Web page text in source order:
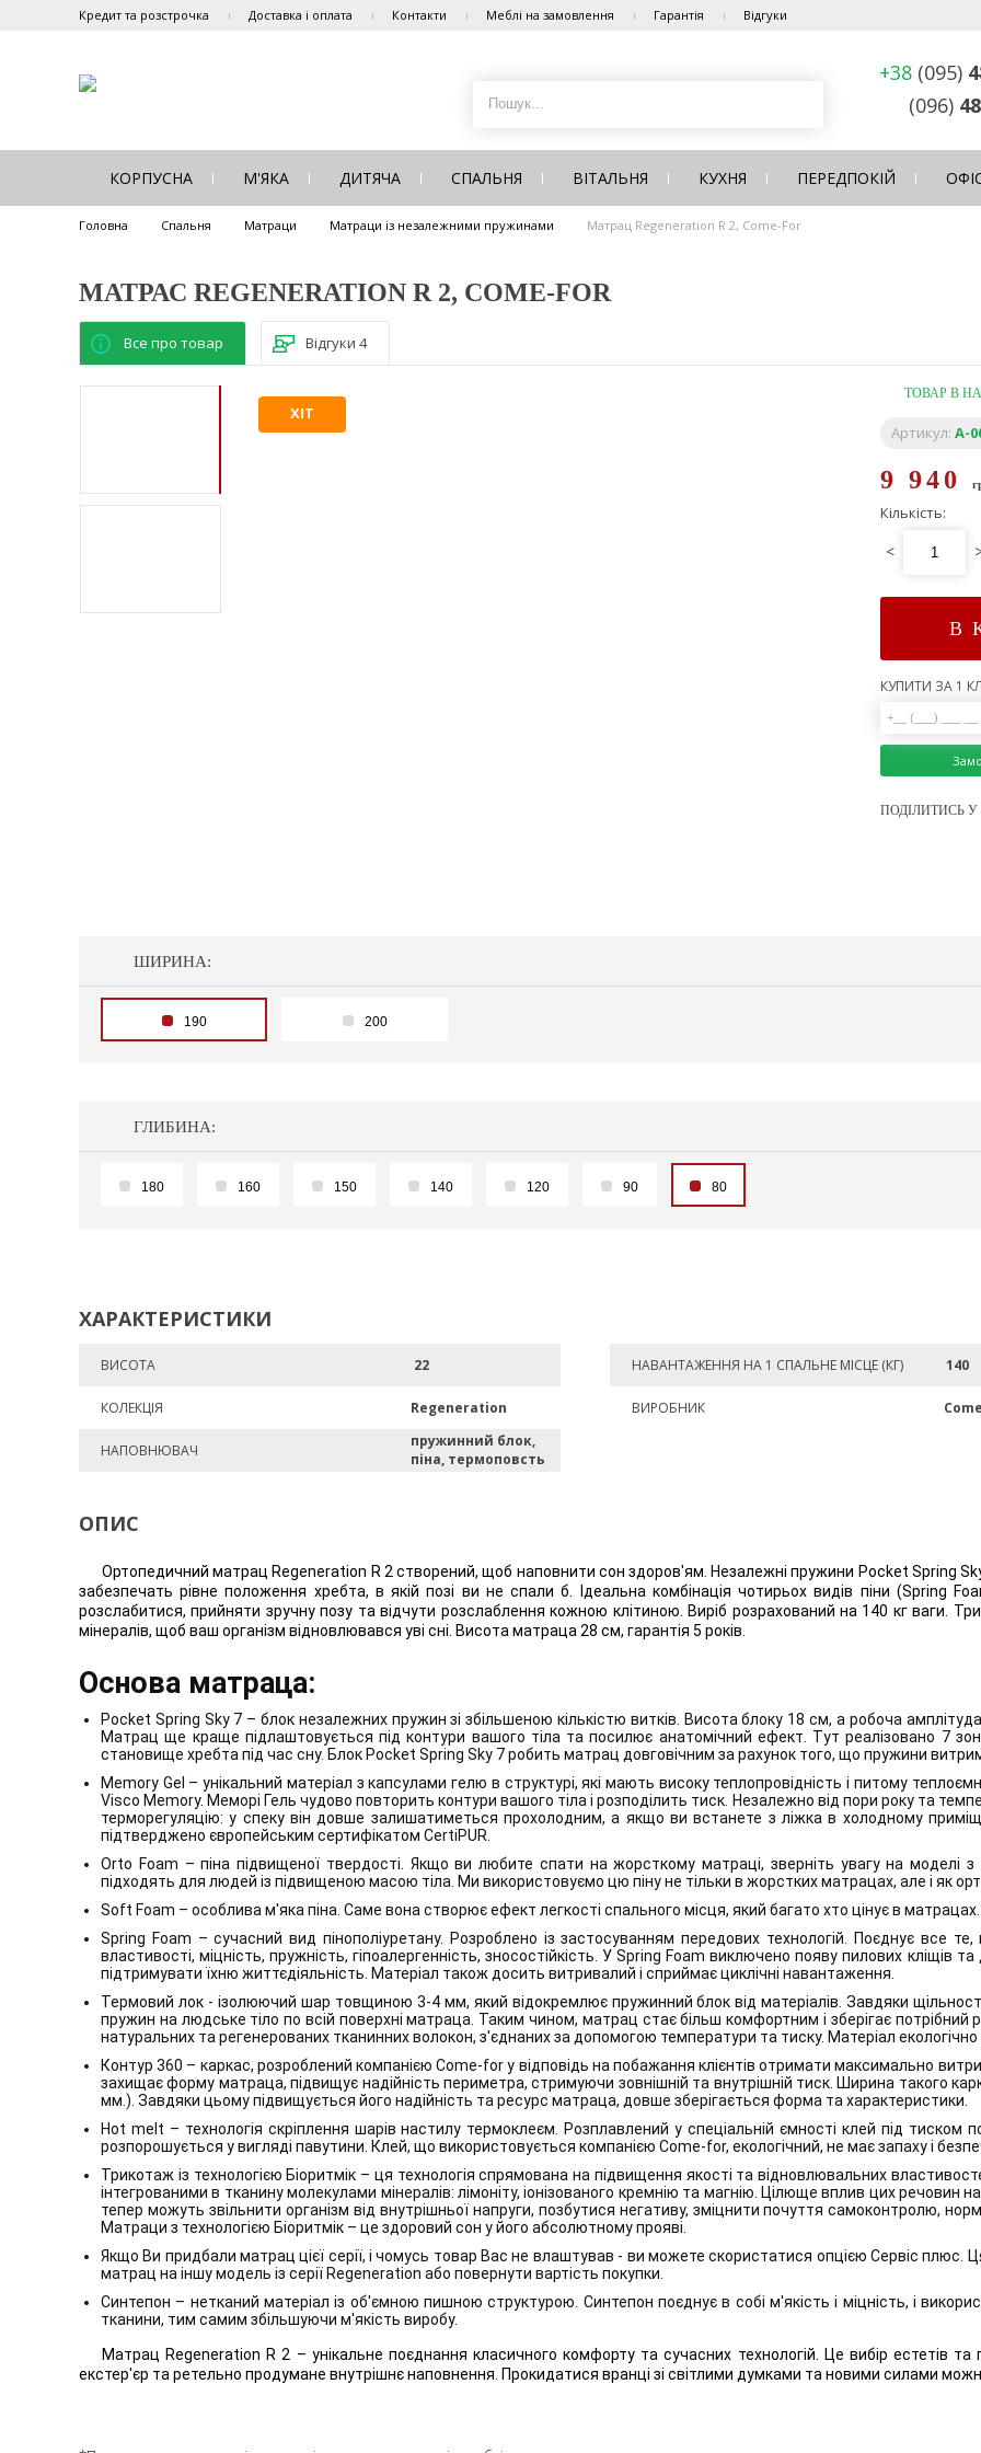
Кредит та розстрочка Доставка і оплата Контакти Меблі на замовлення Гарантія Відгуки
+38 (095)
(096)
КОРПУСНА М'ЯКА ДИТЯЧА СПАЛЬНЯ ВІТАЛЬНЯ КУХНЯ ПЕРЕДПОКІЙ
Головна Спальня Матраци Матраци із незалежними пружинами Матрац Regeneration R 2, Come-For
МАТРАС REGENERATION R 2, COME-FOR
Все про товар Відгуки 4
ХІТ
ТОВАР В
Артикул: A-
9 940
Кількість:
<
В
КУПИТИ ЗА 1
ПОДІЛИТИСЬ
ШИРИНА:
190 200
ГЛИБИНА:
180 160 150 140 120 90 80
ХАРАКТЕРИСТИКИ
ВИСОТА 22 НАВАНТАЖЕННЯ НА 1 СПАЛЬНЕ МІСЦЕ (КГ) 140
КОЛЕКЦІЯ Regeneration ВИРОБНИК
НАПОВНЮВАЧ
пружинний блок,
піна, термоповсть
ОПИС
Ортопедичний матрац Regeneration R 2 створений, щоб наповнити сон здоров'ям. Незалежні пружини Pocket Spring
забезпечать рівне положення хребта, в якій позі ви не спали б. Ідеальна комбінація чотирьох видів піни (Spring
розслабитися, прийняти зручну позу та відчути розслаблення кожною клітиною. Виріб розрахований на 140 кг ваги.
мінералів, щоб ваш організм відновлювався уві сні. Висота матраца 28 см, гарантія 5 років.
Основа матраца:
Pocket Spring Sky 7 – блок незалежних пружин зі збільшеною кількістю витків. Висота блоку 18 см, а робоча
Матрац ще краще підлаштовується під контури вашого тіла та посилює анатомічний ефект. Тут реалізовано 7
становище хребта під час сну. Блок Pocket Spring Sky 7 робить матрац довговічним за рахунок того, що пружини
Memory Gel – унікальний матеріал з капсулами гелю в структурі, які мають високу теплопровідність і питому
Visco Memory. Меморі Гель чудово повторить контури вашого тіла і розподілить тиск. Незалежно від пори року та
терморегуляцію: у спеку він довше залишатиметься прохолодним, а якщо ви встанете з ліжка в холодному
підтверджено європейським сертифікатом CertiPUR.
Orto Foam – піна підвищеної твердості. Якщо ви любите спати на жорсткому матраці, зверніть увагу на моделі
підходять для людей із підвищеною масою тіла. Ми використовуємо цю піну не тільки в жорстких матрацах, але і як
Soft Foam – особлива м'яка піна. Саме вона створює ефект легкості спального місця, який багато хто цінує в матрацах.
Spring Foam – сучасний вид пінополіуретану. Розроблено із застосуванням передових технологій. Поєднує все
властивості, міцність, пружність, гіпоалергенність, зносостійкість. У Spring Foam виключено появу пилових кліщів
підтримувати їхню життєдіяльність. Матеріал також досить витривалий і сприймає циклічні навантаження.
Термовий лок - ізолюючий шар товщиною 3-4 мм, який відокремлює пружинний блок від матеріалів. Завдяки
пружин на людське тіло по всій поверхні матраца. Таким чином, матрац стає більш комфортним і зберігає потрібний
натуральних та регенерованих тканинних волокон, з'єднаних за допомогою температури та тиску. Матеріал
Контур 360 – каркас, розроблений компанією Come-for у відповідь на побажання клієнтів отримати максимально
захищає форму матраца, підвищує надійність периметра, стримуючи зовнішній та внутрішній тиск. Ширина такого
мм.). Завдяки цьому підвищується його надійність та ресурс матраца, довше зберігається форма та характеристики.
Hot melt – технологія скріплення шарів настилу термоклеєм. Розплавлений у спеціальній ємності клей під тиском
розпорошується у вигляді павутини. Клей, що використовується компанією Come-for, екологічний, не має запаху і
Трикотаж із технологією Біоритмік – ця технологія спрямована на підвищення якості та відновлювальних
інтегрованими в тканину молекулами мінералів: лімоніту, іонізованого кремнію та магнію. Цілюще вплив цих речовин
тепер можуть звільнити організм від внутрішньої напруги, позбутися негативу, зміцнити почуття самоконтролю,
Матраци з технологією Біоритмік – це здоровий сон у його абсолютному прояві.
Якщо Ви придбали матрац цієї серії, і чомусь товар Вас не влаштував - ви можете скористатися опцією Сервіс плюс.
матрац на іншу модель із серії Regeneration або повернути вартість покупки.
Синтепон – нетканий матеріал із об'ємною пишною структурою. Синтепон поєднує в собі м'якість і міцність, і
тканини, тим самим збільшуючи м'якість виробу.
Матрац Regeneration R 2 – унікальне поєднання класичного комфорту та сучасних технологій. Це вибір естетів
екстер'єр та ретельно продумане внутрішнє наповнення. Прокидатися вранці зі світлими думками та новими силами